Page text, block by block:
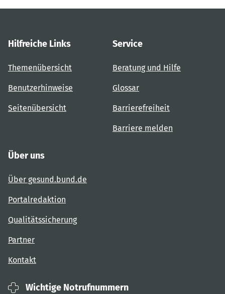
Hilfreiche Links
Themenübersicht
Benutzerhinweise
Seitenübersicht
Service
Beratung und Hilfe
Glossar
Barrierefreiheit
Barriere melden
Über uns
Über gesund.bund.de
Portalredaktion
Qualitätssicherung
Partner
Kontakt
Wichtige Notrufnummern